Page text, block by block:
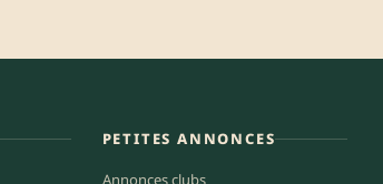
PETITES ANNONCES
Annonces clubs